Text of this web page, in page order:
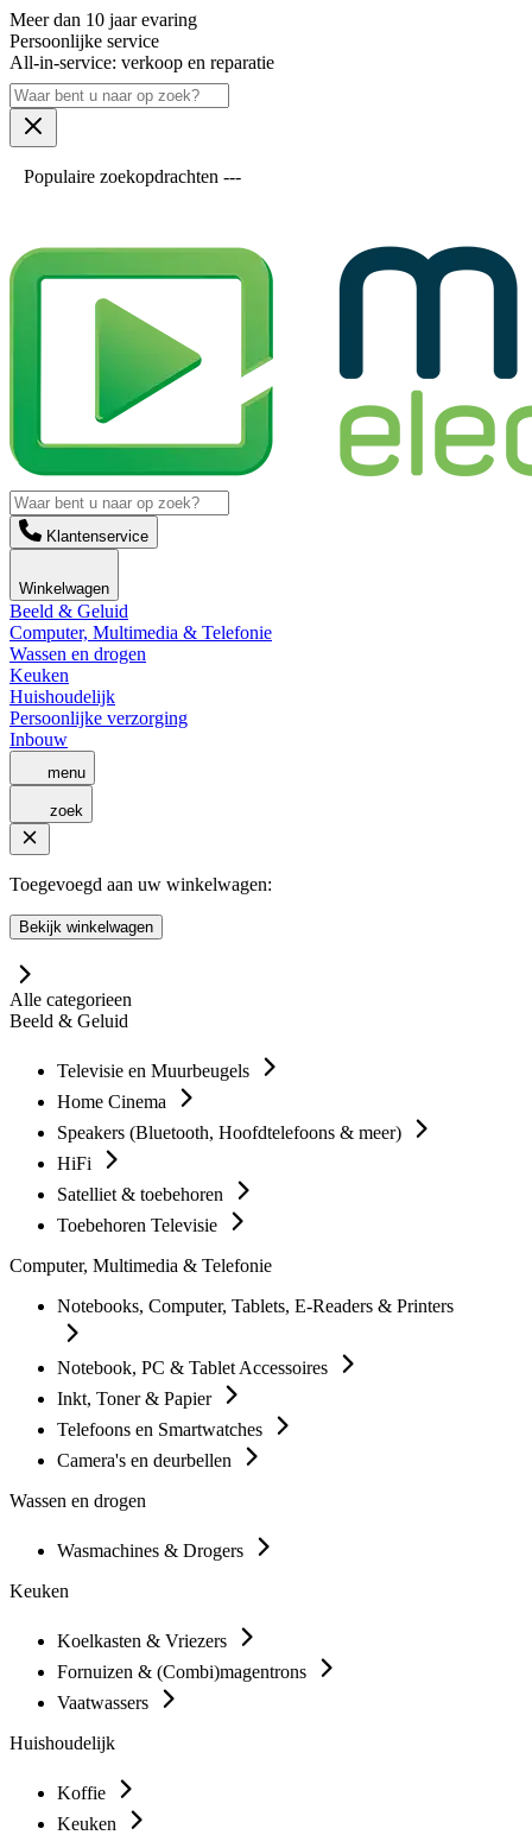
Meer dan 10 jaar evaring
Persoonlijke service
All-in-service: verkoop en reparatie
Populaire zoekopdrachten ---
Klantenservice
Winkelwagen
Beeld & Geluid
Computer, Multimedia & Telefonie
Wassen en drogen
Keuken
Huishoudelijk
Persoonlijke verzorging
Inbouw
menu
zoek
Toegevoegd aan uw winkelwagen:
Bekijk winkelwagen
Alle categorieen
Beeld & Geluid
Televisie en Muurbeugels
Home Cinema
Speakers (Bluetooth, Hoofdtelefoons & meer)
HiFi
Satelliet & toebehoren
Toebehoren Televisie
Computer, Multimedia & Telefonie
Notebooks, Computer, Tablets, E-Readers & Printers
Notebook, PC & Tablet Accessoires
Inkt, Toner & Papier
Telefoons en Smartwatches
Camera's en deurbellen
Wassen en drogen
Wasmachines & Drogers
Keuken
Koelkasten & Vriezers
Fornuizen & (Combi)magentrons
Vaatwassers
Huishoudelijk
Koffie
Keuken